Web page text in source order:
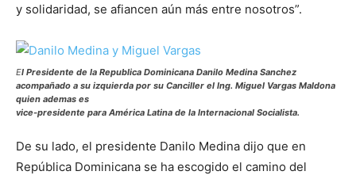
y solidaridad, se afiancen aún más entre nosotros”.
El Presidente de la Republica Dominicana Danilo Medina Sanchez
acompañado a su izquierda por su Canciller el Ing. Miguel Vargas Maldona
quien ademas es
vice-presidente para América Latina de la Internacional Socialista.
De su lado, el presidente Danilo Medina dijo que en
República Dominicana se ha escogido el camino del